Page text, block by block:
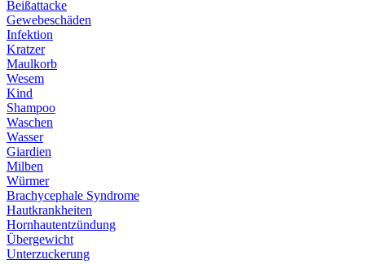
Beißattacke
Gewebeschäden
Infektion
Kratzer
Maulkorb
Wesem
Kind
Shampoo
Waschen
Wasser
Giardien
Milben
Würmer
Brachycephale Syndrome
Hautkrankheiten
Hornhautentzündung
Übergewicht
Unterzuckerung